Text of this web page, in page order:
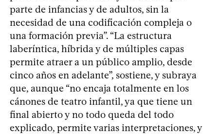
parte de infancias y de adultos, sin la
necesidad de una codificación compleja o
una formación previa”. “La estructura
laberíntica, híbrida y de múltiples capas
permite atraer a un público amplio, desde
cinco años en adelante”, sostiene, y subraya
que, aunque “no encaja totalmente en los
cánones de teatro infantil, ya que tiene un
final abierto y no todo queda del todo
explicado, permite varias interpretaciones, y